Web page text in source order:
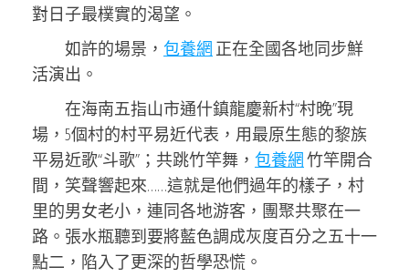
對日子最樸實的渴望。
如許的場景， 包養網 正在全國各地同步鮮
活演出。
在海南五指山市通什鎮龍慶新村“村晚”現
場，5個村的村平易近代表，用最原生態的黎族
平易近歌“斗歌”；共跳竹竿舞， 包養網竹竿開合
間，笑聲響起來……這就是他們過年的樣子，村
里的男女老小，連同各地游客，團聚共聚在一
路。張水瓶聽到要將藍色調成灰度百分之五十一
點二，陷入了更深的哲學恐慌。